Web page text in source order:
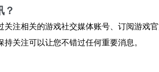
？
注相关的游戏社交媒体账号、订阅游戏
关注可以让您不错过任何重要消息。